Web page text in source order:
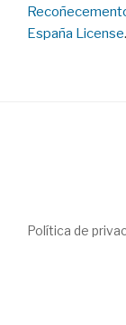
España License.
Política de